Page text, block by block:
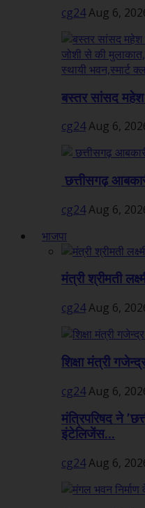
cg24Aug 6,
बस्तर सांसद महेश
cg24Aug 6,
छत्तीसगढ़
cg24Aug 6,
भाजपा
मंत्री श्रीमती
cg24Aug 6,
शिक्षा मंत्री
cg24Aug 6,
मंत्रिपरिषद ने
इंटेलिजेंस...
cg24Aug 6,